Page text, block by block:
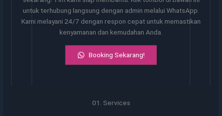
untuk terhubung langsung dengan admin melalui WhatsApp.
Kami melayani 24/7 dengan respon cepat untuk memastikan
kenyamanan dan kemudahan Anda.
Booking Sekarang!
01. Services